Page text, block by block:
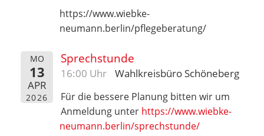
https://www.wiebke-
neumann.berlin/pflegeberatung/
MO
13
APR
2026
Sprechstunde
16:00 Uhr Wahlkreisbüro Schöneberg
Für die bessere Planung bitten wir um
Anmeldung unter https://www.wiebke-
neumann.berlin/sprechstunde/